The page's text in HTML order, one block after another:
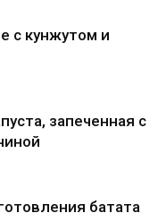
с кунжутом и
запеченная с
батата